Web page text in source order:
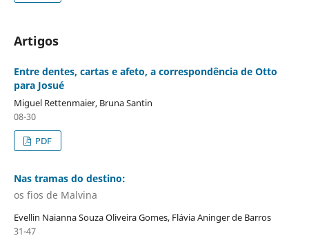
Artigos
Entre dentes, cartas e afeto, a correspondência de Otto
para Josué
Miguel Rettenmaier, Bruna Santin
08-30
PDF
Nas tramas do destino:
os fios de Malvina
Evellin Naianna Souza Oliveira Gomes, Flávia Aninger de Barros
31-47